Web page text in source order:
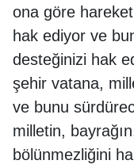
ona göre
hak ediyor ve
desteğinizi hak
şehir vatana,
ve bunu
milletin,
bölünmezliğini